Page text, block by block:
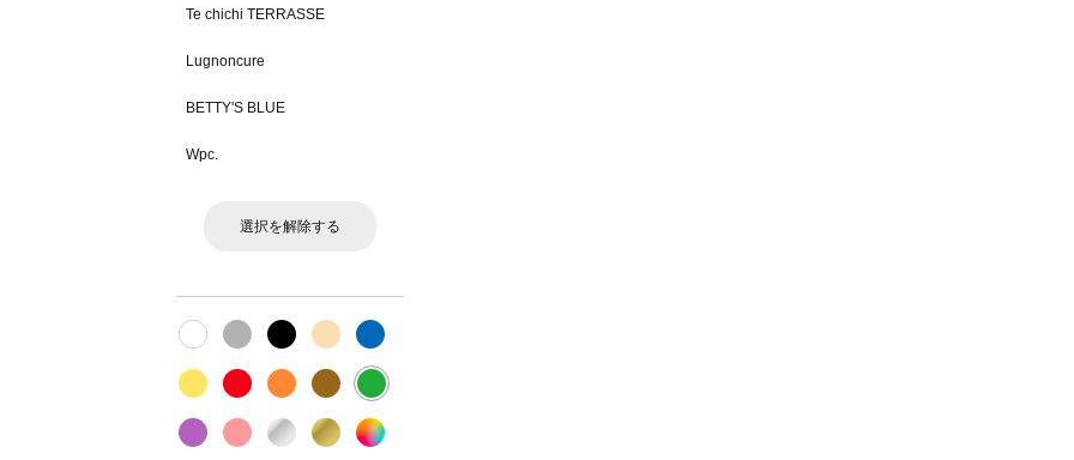
Te chichi TERRASSE
Lugnoncure
BETTY'S BLUE
Wpc.
選択を解除する